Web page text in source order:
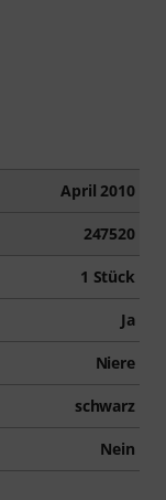
April 2010
247520
1 Stück
Ja
Niere
schwarz
Nein